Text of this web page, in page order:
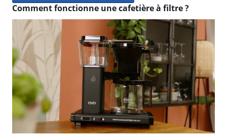
Comment fonctionne une cafetière à filtre ?